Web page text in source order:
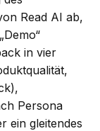
Read AI ab,
in vier
Persona
ein gleitendes